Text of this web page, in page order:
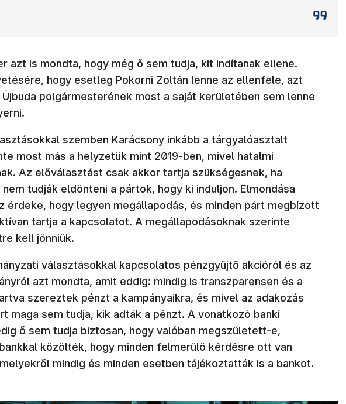
azt is mondta, hogy még ő sem tudja, kit indítanak ellene.
hogy esetleg Pokorni Zoltán lenne az ellenfele, azt
polgármesterének most a saját kerületében sem lenne
szemben Karácsony inkább a tárgyalóasztalt
most más a helyzetük mint 2019-ben, mivel hatalmi
Az előválasztást csak akkor tartja szükségesnek, ha
tudják eldönteni a pártok, hogy ki induljon. Elmondása
érdeke, hogy legyen megállapodás, és minden párt megbízott
tartja a kapcsolatot. A megállapodásoknak szerinte
kell jönniük.
választásokkal kapcsolatos pénzgyűjtő akcióról és az
azt mondta, amit eddig: mindig is transzparensen és a
szereztek pénzt a kampányaikra, és mivel az adakozás
maga sem tudja, kik adták a pénzt. A vonatkozó banki
ő sem tudja biztosan, hogy valóban megszületett-e,
közölték, hogy minden felmerülő kérdésre ott van
mindig és minden esetben tájékoztatták is a bankot.